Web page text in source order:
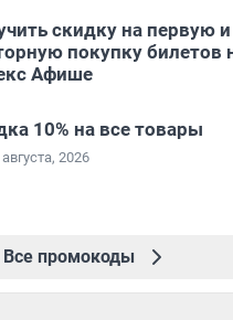
скидку на первую и
покупку билетов
Афише
10% на все товары
2026
Все промокоды